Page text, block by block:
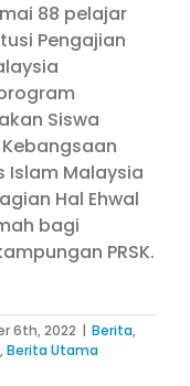
88 pelajar
Pengajian
Siswa
Islam Malaysia
Hal Ehwal
bagi
PRSK.
6th, 2022 | Berita,
,Berita Utama